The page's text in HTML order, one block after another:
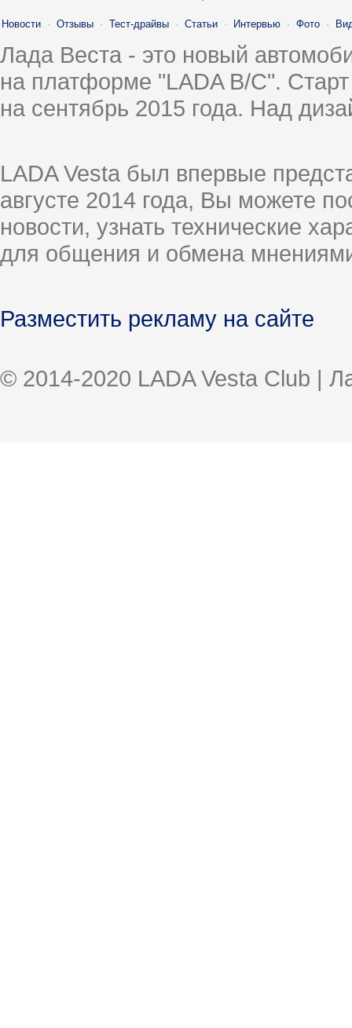
Новости · Отзывы · Тест-драйвы · Статьи · Интервью · Фото ·
Лада Веста - это новый
на платформе "LADA B/C".
на сентябрь 2015 года. Над
LADA Vesta был впервые
августе 2014 года, Вы можете
новости, узнать технические
для общения и обмена
Разместить рекламу на сайте
© 2014-2020 LADA Vesta Club |